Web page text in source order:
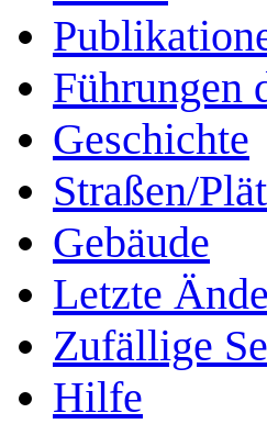
Führungen
Geschichte
Straßen/
Gebäude
Letzte
Zufällige
Hilfe